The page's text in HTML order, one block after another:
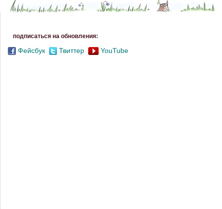
подписаться на обновления:
Фейсбук Твиттер YouTube